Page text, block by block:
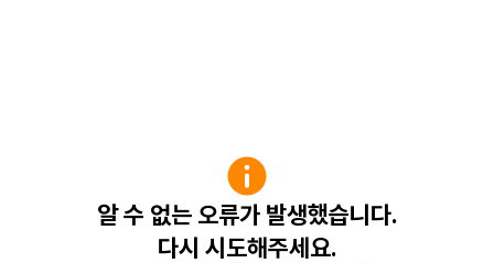
알 수 없는 오류가 발생했습니다.
다시 시도해주세요.